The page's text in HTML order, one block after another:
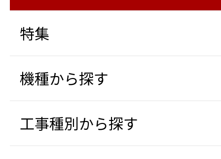
特集
機種から探す
工事種別から探す